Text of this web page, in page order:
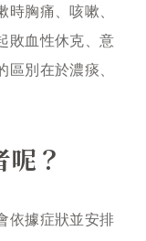
胸痛、咳嗽、
敗血性休克、意
別在於濃痰、
？
依據症狀並安排